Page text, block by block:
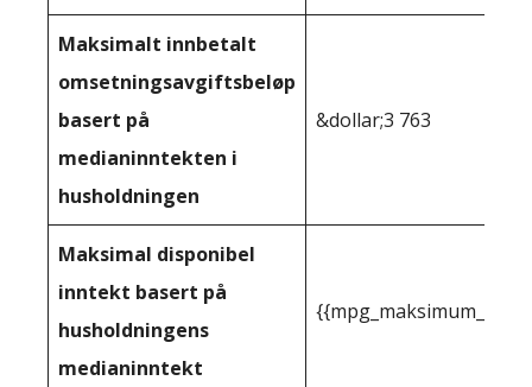
Maksimalt innbetalt
omsetningsavgiftsbeløp
basert på
medianinntekten i
husholdningen
&dollar;3 763
Maksimal disponibel
inntekt basert på
husholdningens
medianinntekt